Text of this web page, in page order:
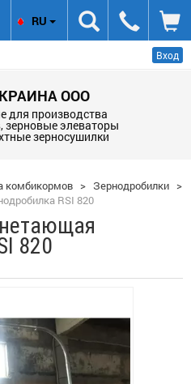
Вход
ООО
для производства
зерновые элеваторы
зерносушилки
RU
комбикормов > Зернодробилки >
RSI 820
820